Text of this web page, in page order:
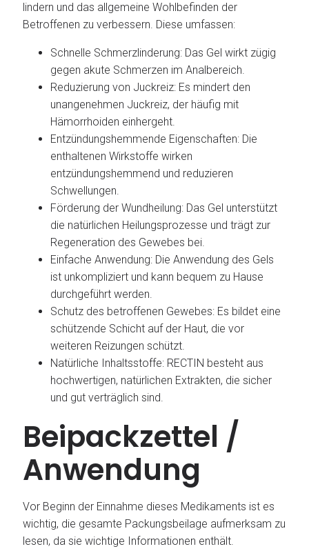
lindern und das allgemeine Wohlbefinden der
Betroffenen zu verbessern. Diese umfassen:
Schnelle Schmerzlinderung: Das Gel wirkt zügig
gegen akute Schmerzen im Analbereich.
Reduzierung von Juckreiz: Es mindert den
unangenehmen Juckreiz, der häufig mit
Hämorrhoiden einhergeht.
Entzündungshemmende Eigenschaften: Die
enthaltenen Wirkstoffe wirken
entzündungshemmend und reduzieren
Schwellungen.
Förderung der Wundheilung: Das Gel unterstützt
die natürlichen Heilungsprozesse und trägt zur
Regeneration des Gewebes bei.
Einfache Anwendung: Die Anwendung des Gels
ist unkompliziert und kann bequem zu Hause
durchgeführt werden.
Schutz des betroffenen Gewebes: Es bildet eine
schützende Schicht auf der Haut, die vor
weiteren Reizungen schützt.
Natürliche Inhaltsstoffe: RECTIN besteht aus
hochwertigen, natürlichen Extrakten, die sicher
und gut verträglich sind.
Beipackzettel /
Anwendung
Vor Beginn der Einnahme dieses Medikaments ist es
wichtig, die gesamte Packungsbeilage aufmerksam zu
lesen, da sie wichtige Informationen enthält.